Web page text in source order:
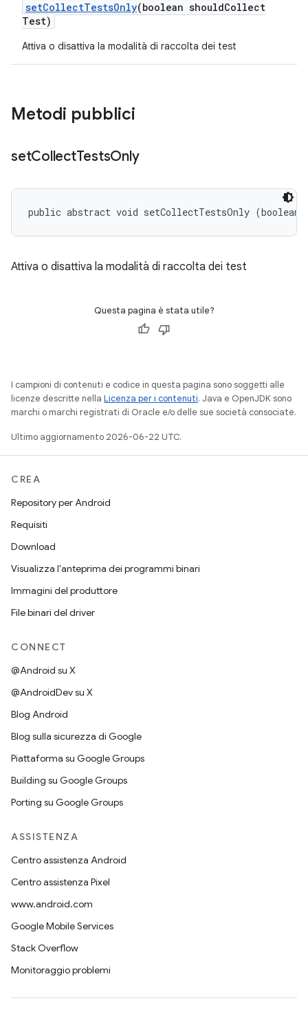
setCollectTestsOnly(boolean shouldCollect
Test)
Attiva o disattiva la modalità di raccolta dei test
Metodi pubblici
setCollectTestsOnly
public abstract void setCollectTestsOnly (boolean
Attiva o disattiva la modalità di raccolta dei test
Questa pagina è stata utile?
I campioni di contenuti e codice in questa pagina sono soggetti alle
licenze descritte nella Licenza per i contenuti. Java e OpenJDK sono
marchi o marchi registrati di Oracle e/o delle sue società consociate.
Ultimo aggiornamento 2026-06-22 UTC.
CREA
Repository per Android
Requisiti
Download
Visualizza l'anteprima dei programmi binari
Immagini del produttore
File binari del driver
CONNECT
@Android su X
@AndroidDev su X
Blog Android
Blog sulla sicurezza di Google
Piattaforma su Google Groups
Building su Google Groups
Porting su Google Groups
ASSISTENZA
Centro assistenza Android
Centro assistenza Pixel
www.android.com
Google Mobile Services
Stack Overflow
Monitoraggio problemi